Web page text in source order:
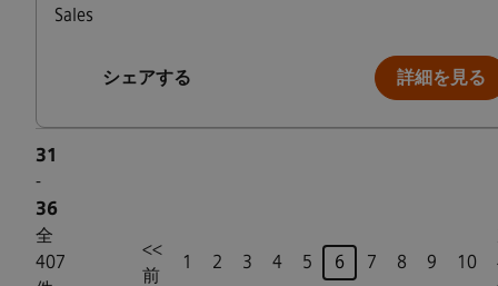
Sales
シェアする 詳細を見る
31
-
36
全
407
<<
前
1 2 3 4 5 ページ
6 7 8 9 10